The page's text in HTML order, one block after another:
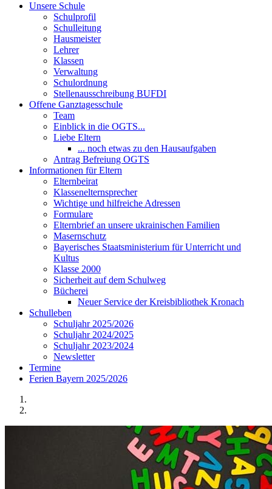
Unsere Schule
Schulprofil
Schulleitung
Hausmeister
Lehrer
Klassen
Verwaltung
Schulordnung
Stellenausschreibung BUFDI
Offene Ganztagesschule
Team
Einblick in die OGTS...
Liebe Eltern
... noch etwas zu den Hausaufgaben
Antrag Befreiung OGTS
Informationen für Eltern
Elternbeirat
Klassenelternsprecher
Wichtige und hilfreiche Adressen
Formulare
Elternbrief an unsere ukrainischen Familien
Masernschutz
Bayerisches Staatsministerium für Unterricht und
Kultus
Klasse 2000
Sicherheit auf dem Schulweg
Bücherei
Neuer Service der Kreisbibliothek Kronach
Schulleben
Schuljahr 2025/2026
Schuljahr 2024/2025
Schuljahr 2023/2024
Newsletter
Termine
Ferien Bayern 2025/2026